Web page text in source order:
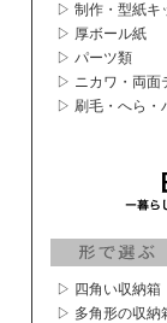
▷ 制作・型紙キ
▷ 厚ボール紙
▷ パーツ類
▷ ニカワ・両面
▷ 刷毛・へら・
▷ 四角い収納箱
▷ 多角形の収納